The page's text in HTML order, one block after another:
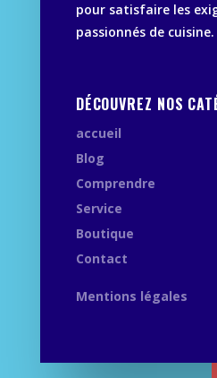
pour satisfaire les
passionnés de cuisine.
DÉCOUVREZ NOS
accueil
Blog
Comprendre
Service
Boutique
Contact
Mentions légales